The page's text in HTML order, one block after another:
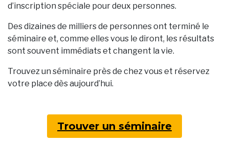
d’inscription spéciale pour deux personnes.
Des dizaines de milliers de personnes ont terminé le
séminaire et, comme elles vous le diront, les résultats
sont souvent immédiats et changent la vie.
Trouvez un séminaire près de chez vous et réservez
votre place dès aujourd’hui.
Trouver un séminaire